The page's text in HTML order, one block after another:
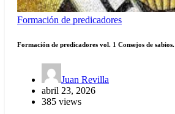
Formación de predicadores
Formación de predicadores vol. 1 Consejos de sabios.
Juan Revilla
abril 23, 2026
385 views